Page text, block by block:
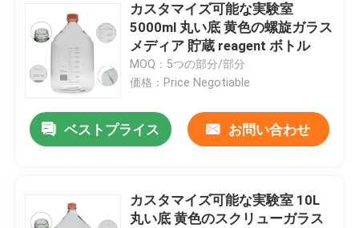
カスタマイズ可能な実験室
5000ml 丸い底 黄色の螺旋ガラス
メディア 貯蔵 reagent ボトル
MOQ：5つの部分/部分
価格：Price Negotiable
ベストプライス お問い合わせ
カスタマイズ可能な実験室 10L
丸い底 黄色のスクリューガラス